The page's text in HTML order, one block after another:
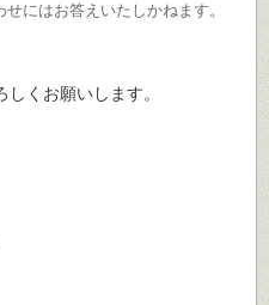
にはお答えいたしかねます。
くお願いします。